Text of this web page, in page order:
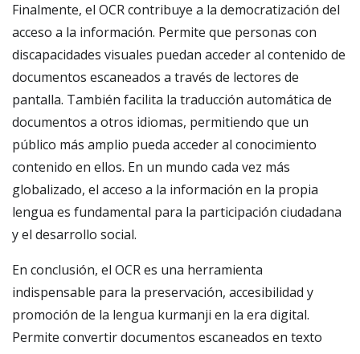
Finalmente, el OCR contribuye a la democratización del
acceso a la información. Permite que personas con
discapacidades visuales puedan acceder al contenido de
documentos escaneados a través de lectores de
pantalla. También facilita la traducción automática de
documentos a otros idiomas, permitiendo que un
público más amplio pueda acceder al conocimiento
contenido en ellos. En un mundo cada vez más
globalizado, el acceso a la información en la propia
lengua es fundamental para la participación ciudadana
y el desarrollo social.
En conclusión, el OCR es una herramienta
indispensable para la preservación, accesibilidad y
promoción de la lengua kurmanji en la era digital.
Permite convertir documentos escaneados en texto